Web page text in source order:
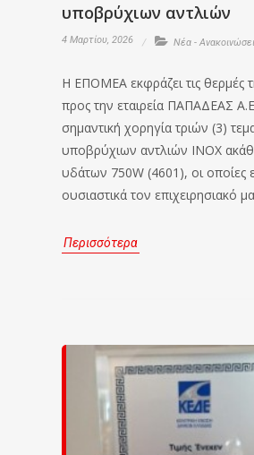
υποβρύχιων αντλιών
4 Μαρτίου, 2026 Νέα -
Η ΕΠΟΜΕΑ εκφράζει τις θερμές
προς την εταιρεία ΠΑΠΑΔΕΑΣ
σημαντική χορηγία τριών (3)
υποβρύχιων αντλιών INOX
υδάτων 750W (4601), οι οποίες
ουσιαστικά τον επιχειρησιακό
Περισσότερα